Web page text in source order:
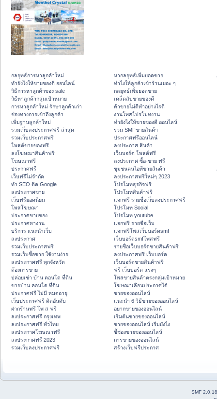
กลยุทธ์การหาลูกค้าใหม่
ทํายังไงให้ขายของดี ออนไลน์
วิธีการหาลูกค้าของ sale
วิธีหาลูกค้ากลุ่มเป้าหมาย
การหาลูกค้าใหม่ รักษาลูกค้าเก่า
ช่องทางการเข้าถึงลูกค้า
เพิ่มฐานลูกค้าใหม่
รวมเว็บลงประกาศฟรี ล่าสุด
รวมเว็บประกาศฟรี
โพสต์ขายของฟรี
ลงโฆษณาสินค้าฟรี
โฆษณาฟรี
ประกาศฟรี
เว็บฟรีไม่จำกัด
ทำ SEO ติด Google
ลงประกาศขาย
เว็บฟรียอดนิยม
โพสโฆษณา
ประกาศขายของ
ประกาศหางาน
บริการ แนะนำเว็บ
ลงประกาศ
รวมเว็บประกาศฟรี
รวมเว็บซื้อขาย ใช้งานง่าย
ลงประกาศฟรี ทุกจังหวัด
ต้องการขาย
ปล่อยเช่า บ้าน คอนโด ที่ดิน
ขายบ้าน คอนโด ที่ดิน
ประกาศฟรี ไม่มี หมดอายุ
เว็บประกาศฟรี ติดอันดับ
ฝากร้านฟรี โพ ส ฟรี
ลงประกาศฟรี กรุงเทพ
ลงประกาศฟรี ทั่วไทย
ลงประกาศโฆษณาฟรี
ลงประกาศฟรี 2023
รวมเว็บลงประกาศฟรี
หากลยุทธ์เพิ่มยอดขาย
ทําไงให้ลูกค้าเข้าร้านเยอะ ๆ
กลยุทธ์เพิ่มยอดขาย
เคล็ดลับขายของดี
ค้าขายไม่ดีทำอย่างไรดี
งานโพสโปรโมทงาน
ทํายังไงให้ขายของดี ออนไลน์
รวม SMFขายสินค้า
ประกาศฟรีออนไลน์
ลงประกาศ สินค้า
เว็บบอร์ด โพสต์ฟรี
ลงประกาศ ซื้อ-ขาย ฟรี
ชุมชนคนไอทีขายสินค้า
ลงประกาศฟรีใหม่ๆ 2023
โปรโมทธุรกิจฟรี
โปรโมทสินค้าฟรี
แจกฟรี รายชื่อเว็บลงประกาศฟรี
โปรโมท Social
โปรโมท youtube
แจกฟรี รายชื่อเว็บ
แจกฟรีโพสเว็บบอร์ดsmf
เว็บบอร์ดsmfโพสฟรี
รายชื่อเว็บบอร์ดขายสินค้าฟรี
ลงประกาศฟรี เว็บบอร์ด
เว็บบอร์ดขายสินค้าฟรี
ฟรี เว็บบอร์ด แรงๆ
โพสขายสินค้าตรงกลุ่มเป้าหมาย
โฆษณาเลื่อนประกาศได้
ขายของออนไลน์
แนะนำ 6 วิธีขายของออนไลน์
อยากขายของออนไลน์
เริ่มต้นขายของออนไลน์
ขายของออนไลน์ เริ่มยังไง
ชี้ช่องขายของออนไลน์
การขายของออนไลน์
สร้างเว็บฟรีประกาศ
SMF 2.0.18